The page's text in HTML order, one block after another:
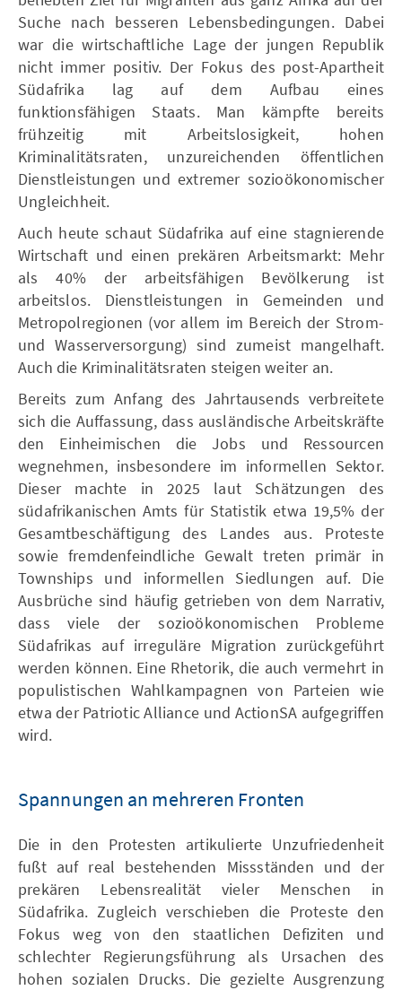
Suche nach besseren Lebensbedingungen. Dabei
war die wirtschaftliche Lage der jungen Republik
nicht immer positiv. Der Fokus des post-Apartheit
Südafrika lag auf dem Aufbau eines
funktionsfähigen Staats. Man kämpfte bereits
frühzeitig mit Arbeitslosigkeit, hohen
Kriminalitätsraten, unzureichenden öffentlichen
Dienstleistungen und extremer sozioökonomischer
Ungleichheit.
Auch heute schaut Südafrika auf eine stagnierende
Wirtschaft und einen prekären Arbeitsmarkt: Mehr
als 40% der arbeitsfähigen Bevölkerung ist
arbeitslos. Dienstleistungen in Gemeinden und
Metropolregionen (vor allem im Bereich der Strom-
und Wasserversorgung) sind zumeist mangelhaft.
Auch die Kriminalitätsraten steigen weiter an.
Bereits zum Anfang des Jahrtausends verbreitete
sich die Auffassung, dass ausländische Arbeitskräfte
den Einheimischen die Jobs und Ressourcen
wegnehmen, insbesondere im informellen Sektor.
Dieser machte in 2025 laut Schätzungen des
südafrikanischen Amts für Statistik etwa 19,5% der
Gesamtbeschäftigung des Landes aus. Proteste
sowie fremdenfeindliche Gewalt treten primär in
Townships und informellen Siedlungen auf. Die
Ausbrüche sind häufig getrieben von dem Narrativ,
dass viele der sozioökonomischen Probleme
Südafrikas auf irreguläre Migration zurückgeführt
werden können. Eine Rhetorik, die auch vermehrt in
populistischen Wahlkampagnen von Parteien wie
etwa der Patriotic Alliance und ActionSA aufgegriffen
wird.
Spannungen an mehreren Fronten
Die in den Protesten artikulierte Unzufriedenheit
fußt auf real bestehenden Missständen und der
prekären Lebensrealität vieler Menschen in
Südafrika. Zugleich verschieben die Proteste den
Fokus weg von den staatlichen Defiziten und
schlechter Regierungsführung als Ursachen des
hohen sozialen Drucks. Die gezielte Ausgrenzung